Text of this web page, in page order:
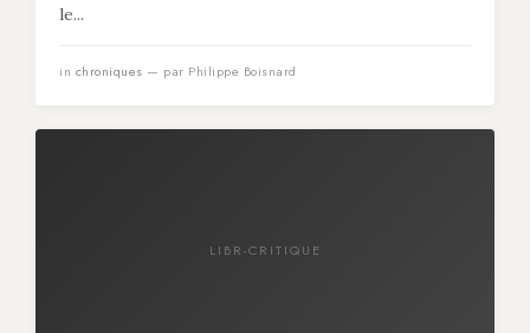
le...
in chroniques — par Philippe Boisnard
LIBR-CRITIQUE